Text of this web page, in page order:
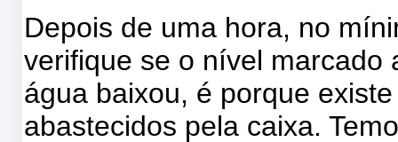
Depois de uma hora, no
verifique se o nível marcado
água baixou, é porque
abastecidos pela caixa.